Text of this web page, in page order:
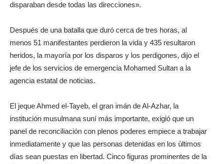
disparaban desde todas las direcciones».
Después de una batalla que duró cerca de tres horas, al
menos 51 manifestantes perdieron la vida y 435 resultaron
heridos, la mayoría por los disparos y los perdigones, dijo el
jefe de los servicios de emergencia Mohamed Sultan a la
agencia estatal de noticias.
El jeque Ahmed el-Tayeb, el gran imán de Al-Azhar, la
institución musulmana suní más importante, exigió que un
panel de reconciliación con plenos poderes empiece a trabajar
inmediatamente y que las personas detenidas en los últimos
días sean puestas en libertad. Cinco figuras prominentes de la